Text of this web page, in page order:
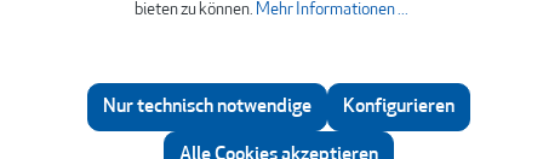
Beratung
bieten zu können. Mehr Informationen ...
Nur technisch notwendige Konfigurieren